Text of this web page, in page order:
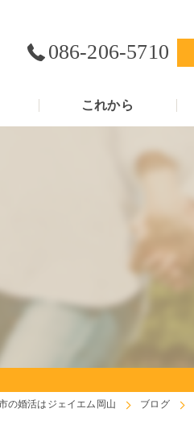
086-206-5710
これから
の婚活はジェイエム岡山 ブログ